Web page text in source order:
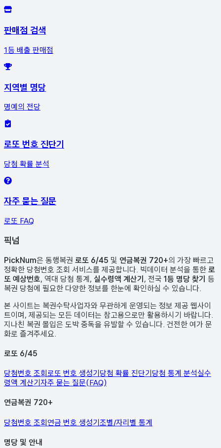
판매점 검색
1등 배출 판매점
지역별 명당
명예의 전당
로또 번호 진단기
당첨 확률 분석
자주 묻는 질문
로또 FAQ
픽넘
PickNum은 동행복권 로또 6/45 및 연금복권 720+의 가장 빠르고
정확한 당첨번호 조회 서비스를 제공합니다. 빅데이터 분석을 통한 로
또 예상번호, 역대 당첨 통계, 실수령액 계산기, 전국 1등 명당 찾기 등
복권 당첨에 필요한 다양한 정보를 한눈에 확인하실 수 있습니다.
본 사이트는 복권수탁사업자와 무관하게 운영되는 정보 제공 웹사이
트이며, 제공되는 모든 데이터는 참고용으로만 활용하시기 바랍니다.
지나친 복권 몰입은 도박 중독을 유발할 수 있습니다. 건전한 여가 문
화로 즐겨주세요.
로또 6/45
당첨번호 조회로또 번호 생성기당첨 확률 진단기당첨 통계 분석실수
령액 계산기자주 묻는 질문(FAQ)
연금복권 720+
당첨번호 조회연금 번호 생성기조별/자리별 통계
명당 및 안내